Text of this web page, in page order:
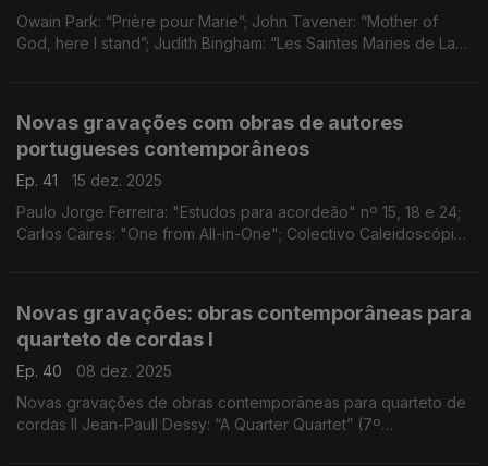
Owain Park: “Prière pour Marie”; John Tavener: “Mother of
God, here I stand”; Judith Bingham: “Les Saintes Maries de La
Novas gravações com obras de autores
portugueses contemporâneos
Ep. 41
15 dez. 2025
Paulo Jorge Ferreira: "Estudos para acordeão" nº 15, 18 e 24;
Carlos Caires: "One from All-in-One"; Colectivo Caleidoscópio:
Novas gravações: obras contemporâneas para
quarteto de cordas I
Ep. 40
08 dez. 2025
Novas gravações de obras contemporâneas para quarteto de
cordas II Jean-Paull Dessy: “A Quarter Quartet” (7º